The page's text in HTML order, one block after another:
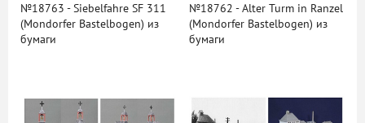
№18763 - Siebelfahre SF 311
(Mondorfer Bastelbogen) из
бумаги
№18762 - Alter Turm in Ranzel
(Mondorfer Bastelbogen) из
бумаги